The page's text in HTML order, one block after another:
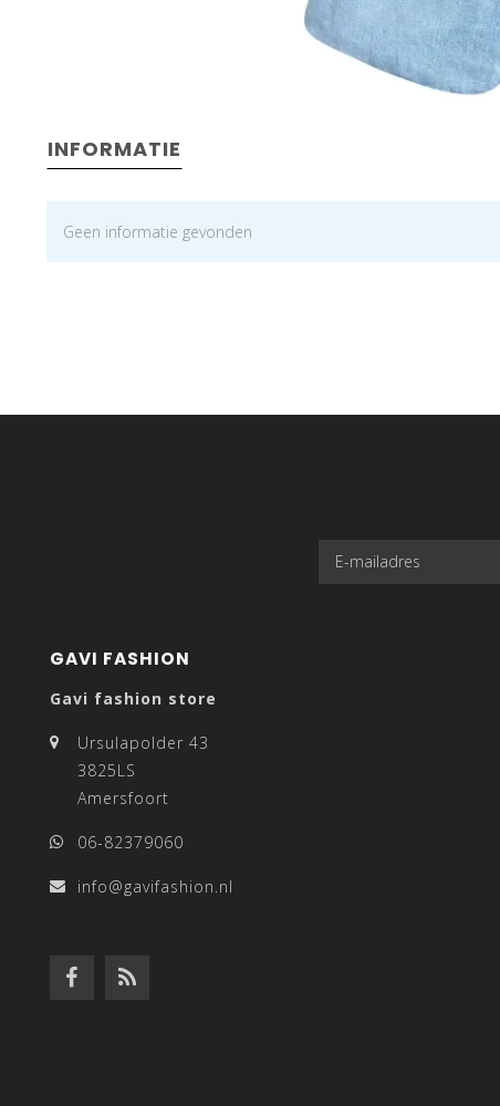
INFORMATIE
Geen informatie gevonden
GAVI FASHION
Gavi fashion store
Ursulapolder 43
3825LS
Amersfoort
06-82379060
info@gavifashion.nl